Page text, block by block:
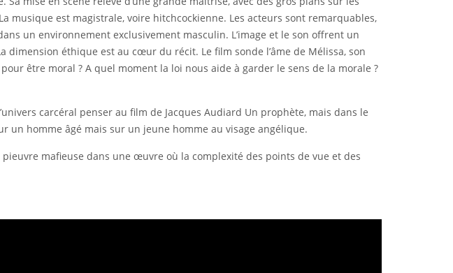
musique est magistrale, voire hitchcockienne. Les acteurs sont remarquables,
un environnement exclusivement masculin. L’image et le son offrent un
éthique est au cœur du récit. Le film sonde l’âme de Mélissa, son
être moral ? A quel moment la loi nous aide à garder le sens de la morale ?
carcéral penser au film de Jacques Audiard Un prophète, mais dans le
un homme âgé mais sur un jeune homme au visage angélique.
mafieuse dans une œuvre où la complexité des points de vue et des